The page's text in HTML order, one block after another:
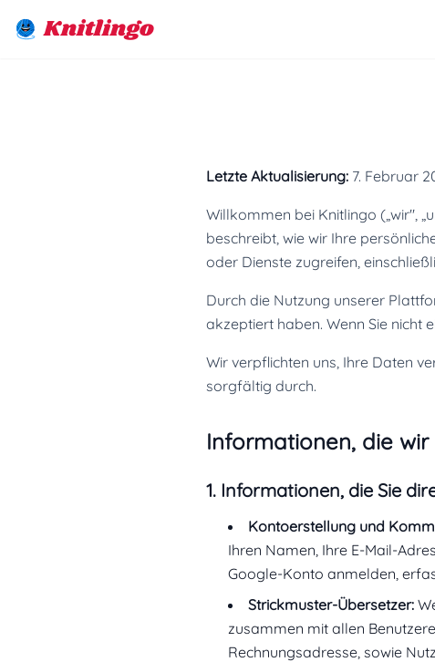
Knitlingo
Letzte Aktualisierung:7. Februar
Willkommen bei Knitlingo („wir",
beschreibt, wie wir Ihre
oder Dienste zugreifen,
Durch die Nutzung unserer
akzeptiert haben. Wenn Sie nicht
Wir verpflichten uns, Ihre Daten
sorgfältig durch.
Informationen, die wir
1. Informationen, die Sie
Kontoerstellung und
Ihren Namen, Ihre E-Mail-
Google-Konto anmelden,
Strickmuster-Übersetzer:
zusammen mit allen
Rechnungsadresse, sowie